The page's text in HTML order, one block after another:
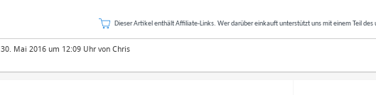
Dieser Artikel enthält Affiliate-Links. Wer darüber einkauft unterstützt uns mit einem Teil des
30. Mai 2016 um 12:09 Uhr von Chris